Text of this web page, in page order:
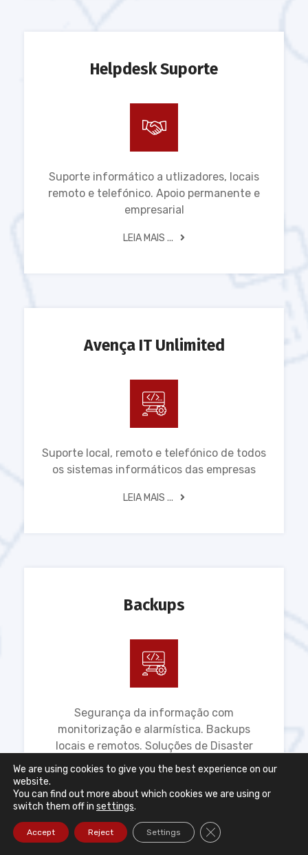
Helpdesk Suporte
Suporte informático a utlizadores, locais
remoto e telefónico. Apoio permanente e
empresarial
LEIA MAIS ...
Avença IT Unlimited
Suporte local, remoto e telefónico de todos
os sistemas informáticos das empresas
LEIA MAIS ...
Backups
Segurança da informação com
monitorização e alarmística. Backups
locais e remotos. Soluções de Disaster
Recovery
LEIA MAIS ...
We are using cookies to give you the best experience on our
website.
You can find out more about which cookies we are using or
switch them off in settings.
Accept Reject Settings Close GDPR Cookie